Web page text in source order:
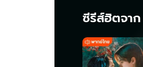
ซีรีส์ฮิตจาก